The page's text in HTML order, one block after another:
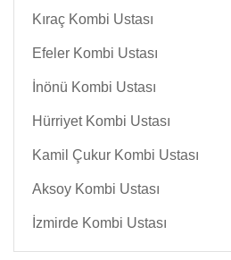
Kıraç Kombi Ustası
Efeler Kombi Ustası
İnönü Kombi Ustası
Hürriyet Kombi Ustası
Kamil Çukur Kombi Ustası
Aksoy Kombi Ustası
İzmirde Kombi Ustası